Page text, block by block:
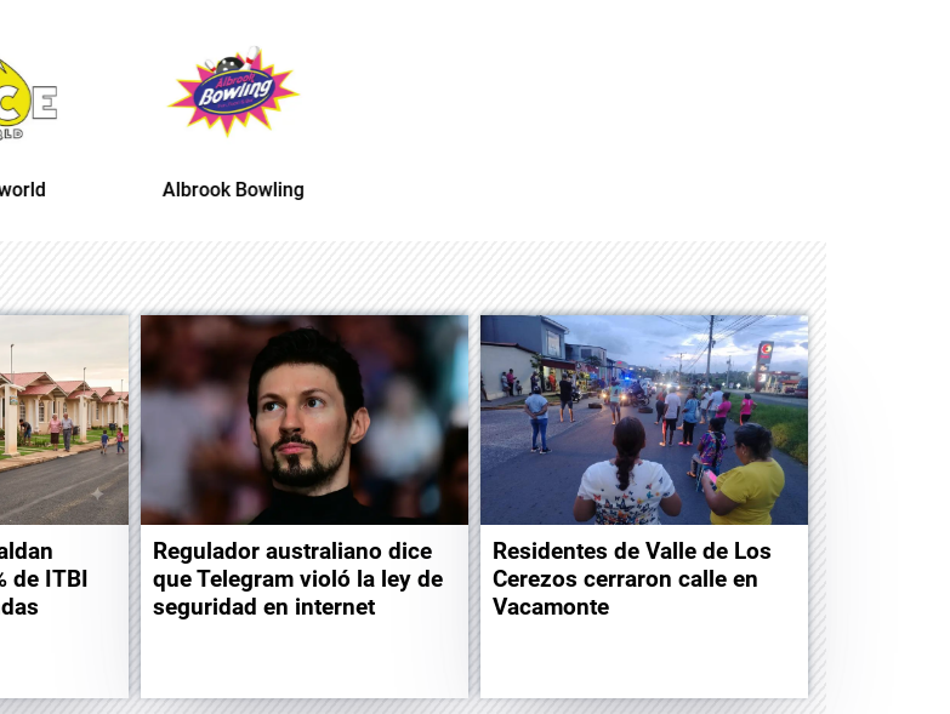
Bowling Space Playworld
de ITBI
Regulador australiano dice
que Telegram violó la ley de
seguridad en internet
Residentes de Valle de Los
Cerezos cerraron calle en
Vacamonte